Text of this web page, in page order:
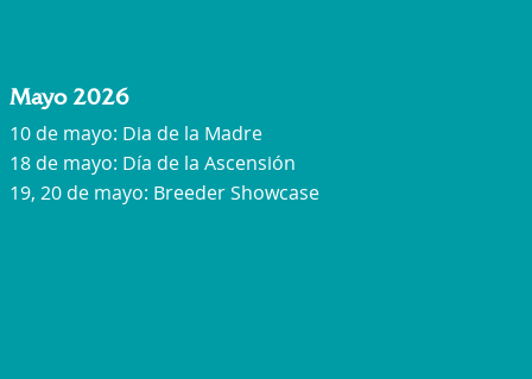
Mayo 2026
10 de mayo: Dia de la Madre
18 de mayo: Día de la Ascensión
19, 20 de mayo: Breeder Showcase